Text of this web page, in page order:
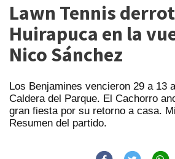
Lawn Tennis
Huirapuca en la
Nico Sánchez
Los Benjamines vencieron 29 a 13
Caldera del Parque. El Cachorro
gran fiesta por su retorno a casa.
Resumen del partido.